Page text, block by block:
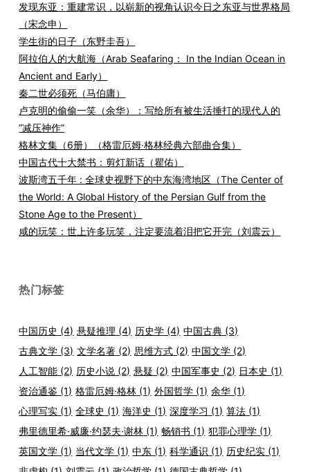
发现东亚：重建常识，以崭新的视角认识今日之东亚与世界格局
（宋念申）
学生街的日子（东野圭吾）
阿拉伯人的大航海（Arab Seafaring： In the Indian Ocean in
Ancient and Early）
秦二世必须死（马伯庸）
卢克明的偷偷一笑（余华）：写给所有被生活捶打的现代人的
“减压神作”
格林文集（6册）（格雷厄姆·格林经典六部曲合集）
中国古代十大禁书：剪灯新话（瞿佑）
波斯湾五千年 : 全球史视野下的中东海湾地区（The Center of
the World: A Global History of the Persian Gulf from the
Stone Age to the Present）
咸的玩笑：世上许多玩笑，注定要流着泪把它开完（刘震云）
热门标签
中国历史 (4) 悬疑推理 (4) 历史学 (4) 中国古典 (3)
古典文学 (3) 文学名著 (2) 思维方式 (2) 中国文学 (2)
人工智能 (2) 历史小说 (2) 悬疑 (2) 中国军事史 (2) 日本史 (1)
资治通鉴 (1) 格雷厄姆·格林 (1) 外国哲学 (1) 余华 (1)
心理写实 (1) 全球史 (1) 海洋史 (1) 深度学习 (1) 算法 (1)
弗里德里希·威廉·约瑟夫·谢林 (1) 畅销书 (1) 犯罪心理学 (1)
英国文学 (1) 当代文学 (1) 中东 (1) 科学通识 (1) 历史纪实 (1)